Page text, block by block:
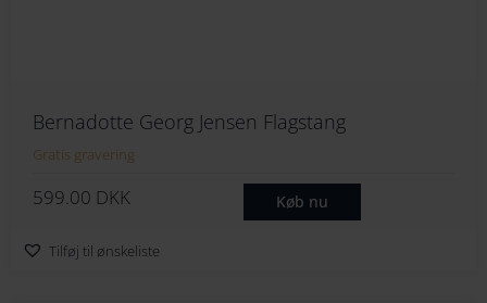
Bernadotte Georg Jensen Flagstang
Gratis gravering
599.00 DKK Køb nu
Tilføj til ønskeliste